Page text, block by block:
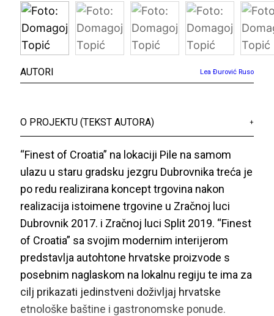
AUTORI Lea Đurović Ruso
O PROJEKTU (TEKST AUTORA) +
“Finest of Croatia” na lokaciji Pile na samom
ulazu u staru gradsku jezgru Dubrovnika treća je
po redu realizirana koncept trgovina nakon
realizacija istoimene trgovine u Zračnoj luci
Dubrovnik 2017. i Zračnoj luci Split 2019. “Finest
of Croatia” sa svojim modernim interijerom
predstavlja autohtone hrvatske proizvode s
posebnim naglaskom na lokalnu regiju te ima za
cilj prikazati jedinstveni doživljaj hrvatske
etnološke baštine i gastronomske ponude.